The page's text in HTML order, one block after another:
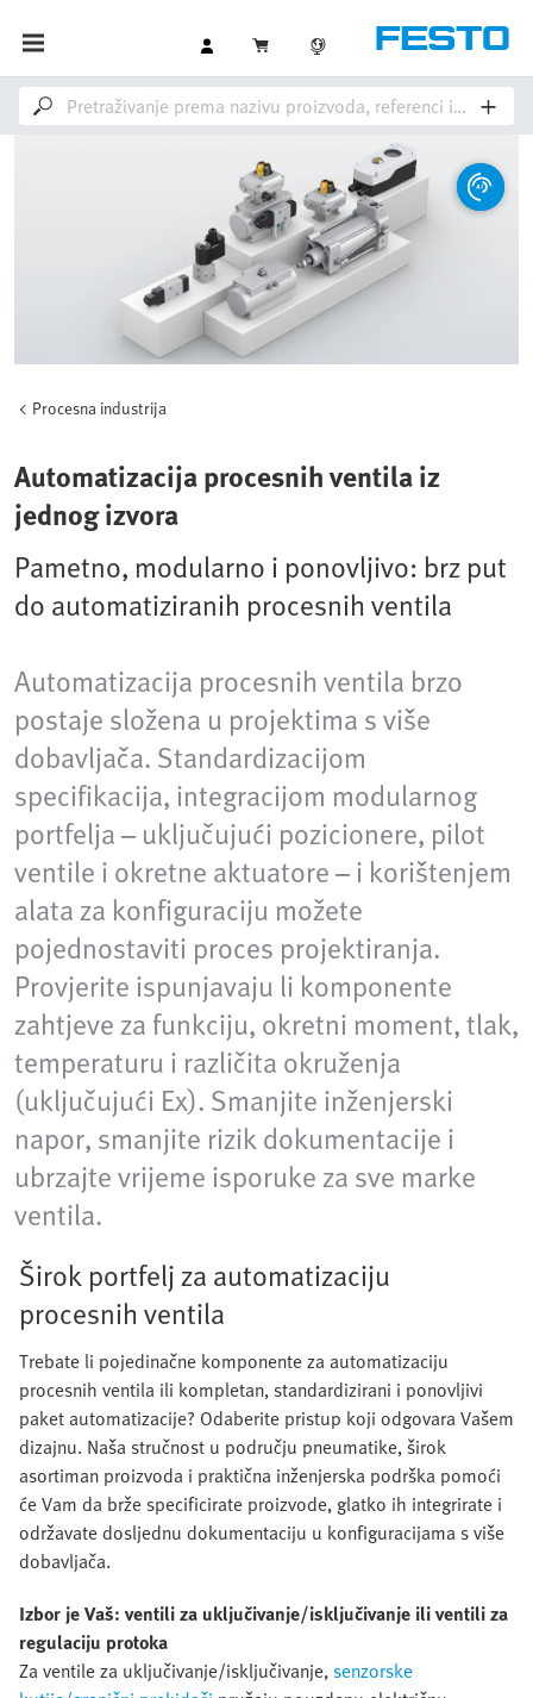
Procesna industrija
Automatizacija procesnih ventila iz
jednog izvora
Pametno, modularno i ponovljivo: brz put
do automatiziranih procesnih ventila
Automatizacija procesnih ventila brzo
postaje složena u projektima s više
dobavljača. Standardizacijom
specifikacija, integracijom modularnog
portfelja – uključujući pozicionere, pilot
ventile i okretne aktuatore – i korištenjem
alata za konfiguraciju možete
pojednostaviti proces projektiranja.
Provjerite ispunjavaju li komponente
zahtjeve za funkciju, okretni moment, tlak,
temperaturu i različita okruženja
(uključujući Ex). Smanjite inženjerski
napor, smanjite rizik dokumentacije i
ubrzajte vrijeme isporuke za sve marke
ventila.
Širok portfelj za automatizaciju
procesnih ventila
Trebate li pojedinačne komponente za automatizaciju
procesnih ventila ili kompletan, standardizirani i ponovljivi
paket automatizacije? Odaberite pristup koji odgovara Vašem
dizajnu. Naša stručnost u području pneumatike, širok
asortiman proizvoda i praktična inženjerska podrška pomoći
će Vam da brže specificirate proizvode, glatko ih integrirate i
održavate dosljednu dokumentaciju u konfiguracijama s više
dobavljača.
Izbor je Vaš: ventili za uključivanje/isključivanje ili ventili za
regulaciju protoka
Za ventile za uključivanje/isključivanje,senzorske